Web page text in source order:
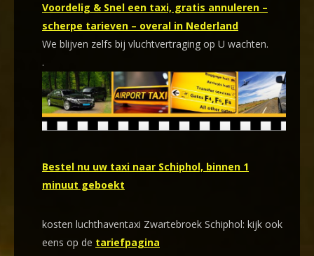
Voordelig & Snel een taxi, gratis annuleren –
scherpe tarieven – overal in Nederland
We blijven zelfs bij vluchtvertraging op U wachten.
.
Bestel nu uw taxi naar Schiphol, binnen 1
minuut geboekt
kosten luchthaventaxi Zwartebroek Schiphol: kijk ook
eens op de tariefpagina